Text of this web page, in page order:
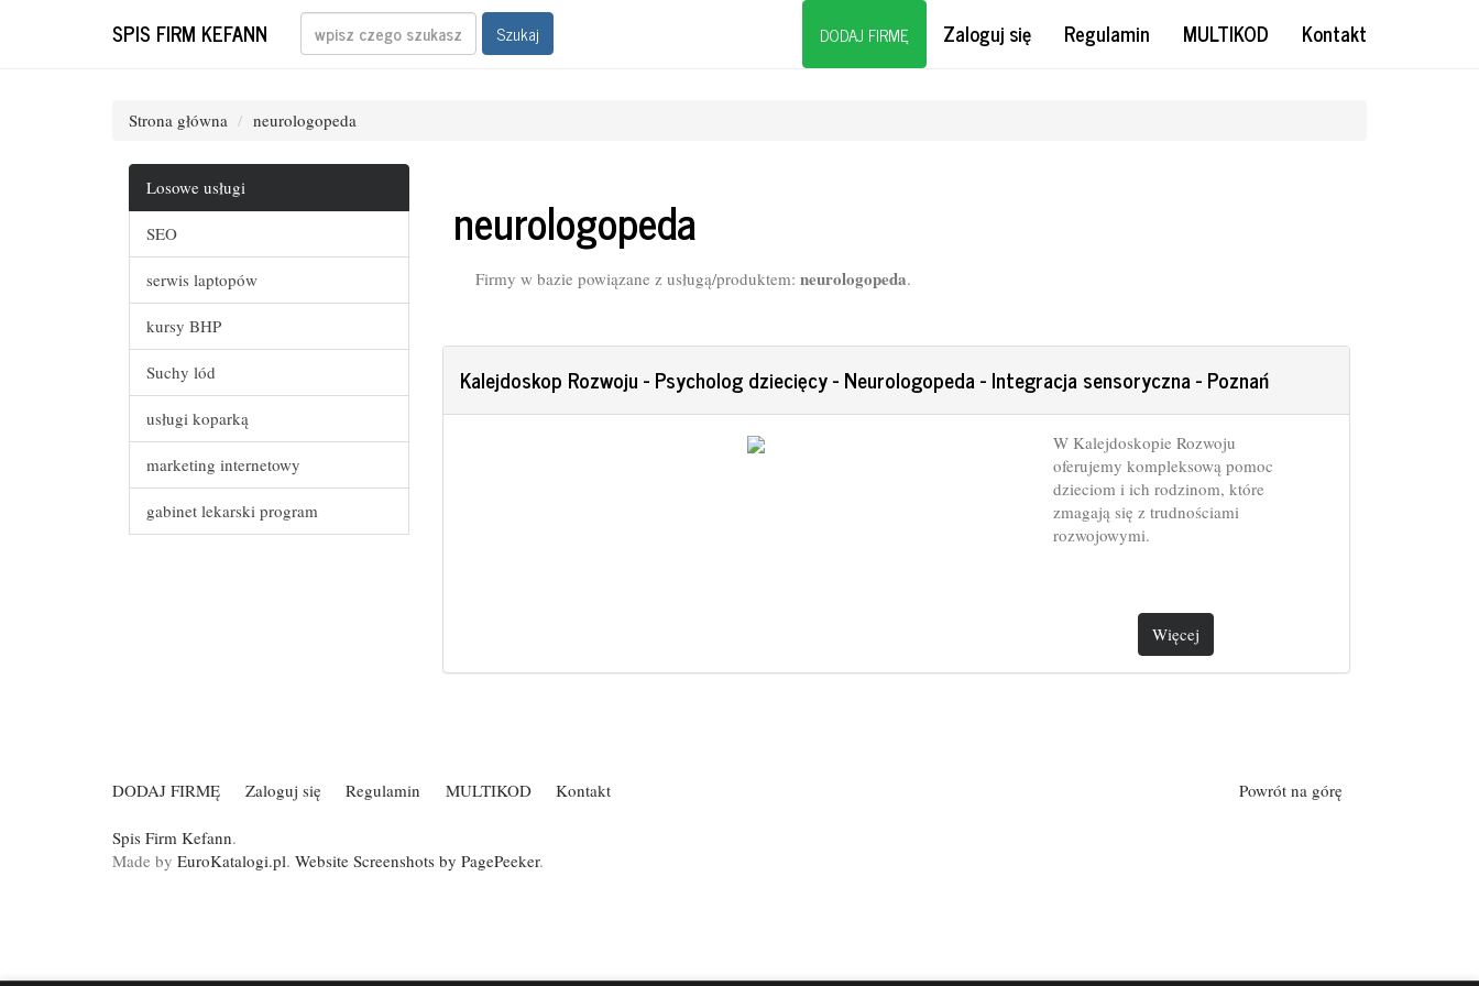
SPIS FIRM KEFANN Szukaj DODAJ FIRMĘ Zaloguj się Regulamin MULTIKOD Kontakt
Strona główna neurologopeda
Losowe usługi
SEO
serwis laptopów
kursy BHP
Suchy lód
usługi koparką
marketing internetowy
gabinet lekarski program
neurologopeda
Firmy w bazie powiązane z usługą/produktem: neurologopeda.
Kalejdoskop Rozwoju - Psycholog dziecięcy - Neurologopeda - Integracja sensoryczna - Poznań
W Kalejdoskopie Rozwoju
oferujemy kompleksową pomoc
dzieciom i ich rodzinom, które
zmagają się z trudnościami
rozwojowymi.
Więcej
Powrót na górę
DODAJ FIRMĘ Zaloguj się Regulamin MULTIKOD Kontakt
Spis Firm Kefann.
Made by EuroKatalogi.pl. Website Screenshots by PagePeeker.